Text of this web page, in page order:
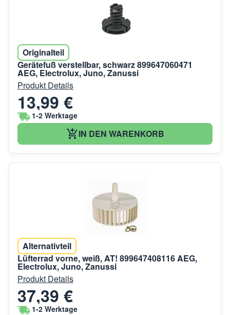
Originalteil
Gerätefuß verstellbar, schwarz 899647060471
AEG, Electrolux, Juno, Zanussi
Produkt Details
13,99 €
1-2 Werktage
IN DEN WARENKORB
Alternativteil
Lüfterrad vorne, weiß, AT! 899647408116 AEG,
Electrolux, Juno, Zanussi
Produkt Details
37,39 €
1-2 Werktage